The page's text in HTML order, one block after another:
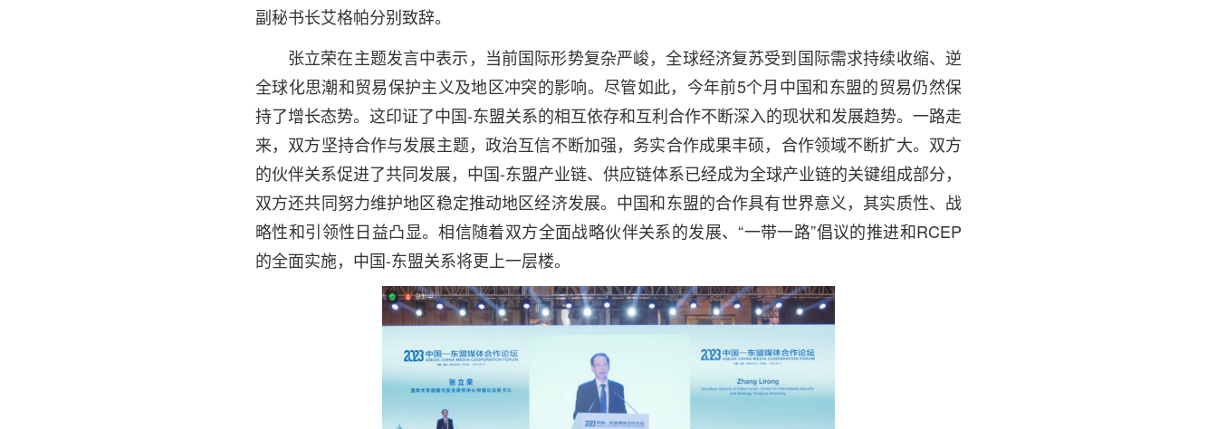
副秘书长艾格帕分别致辞。
张立荣在主题发言中表示，当前国际形势复杂严峻，全球经济复苏受到国际需求持续收缩、逆
全球化思潮和贸易保护主义及地区冲突的影响。尽管如此，今年前5个月中国和东盟的贸易仍然保
持了增长态势。这印证了中国-东盟关系的相互依存和互利合作不断深入的现状和发展趋势。一路走
来，双方坚持合作与发展主题，政治互信不断加强，务实合作成果丰硕，合作领域不断扩大。双方
的伙伴关系促进了共同发展，中国-东盟产业链、供应链体系已经成为全球产业链的关键组成部分，
双方还共同努力维护地区稳定推动地区经济发展。中国和东盟的合作具有世界意义，其实质性、战
略性和引领性日益凸显。相信随着双方全面战略伙伴关系的发展、“一带一路”倡议的推进和RCEP
的全面实施，中国-东盟关系将更上一层楼。